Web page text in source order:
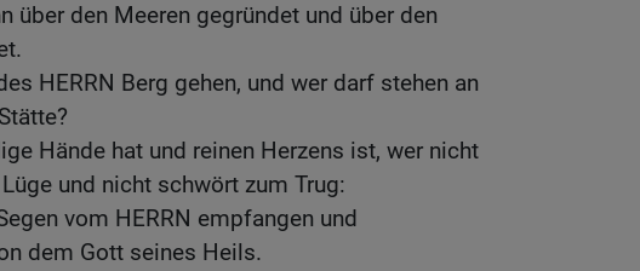
über den Meeren gegründet und über den
HERRN Berg gehen, und wer darf stehen an
Hände hat und reinen Herzens ist, wer nicht
und nicht schwört zum Trug:
vom HERRN empfangen und
dem Gott seines Heils.